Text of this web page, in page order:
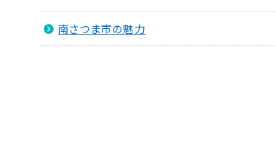
南さつま市の魅力